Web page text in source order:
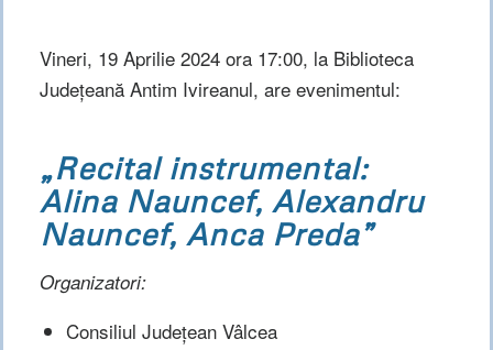
Vineri, 19 Aprilie 2024 ora 17:00, la Biblioteca
Județeană Antim Ivireanul, are evenimentul:
„Recital instrumental:
Alina Nauncef, Alexandru
Nauncef, Anca Preda”
Organizatori:
Consiliul Județean Vâlcea